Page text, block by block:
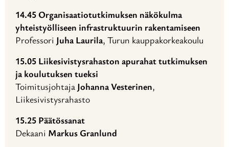
14.45 Organisaatiotutkimuksen näkökulma
yhteistyölliseen infrastruktuurin rakentamiseen
Professori Juha Laurila, Turun kauppakorkeakoulu
15.05 Liikesivistysrahaston apurahat tutkimuksen
ja koulutuksen tueksi
Toimitusjohtaja Johanna Vesterinen,
Liikesivistysrahasto
15.25 Päätössanat
Dekaani Markus Granlund